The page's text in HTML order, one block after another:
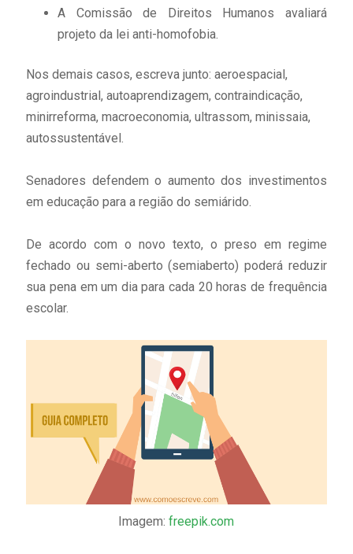
A Comissão de Direitos Humanos avaliará
projeto da lei anti-homofobia.
Nos demais casos, escreva junto: aeroespacial,
agroindustrial, autoaprendizagem, contraindicação,
minirreforma, macroeconomia, ultrassom, minissaia,
autossustentável.
Senadores defendem o aumento dos investimentos
em educação para a região do semiárido.
De acordo com o novo texto, o preso em regime
fechado ou semi-aberto (semiaberto) poderá reduzir
sua pena em um dia para cada 20 horas de frequência
escolar.
Imagem:freepik.com